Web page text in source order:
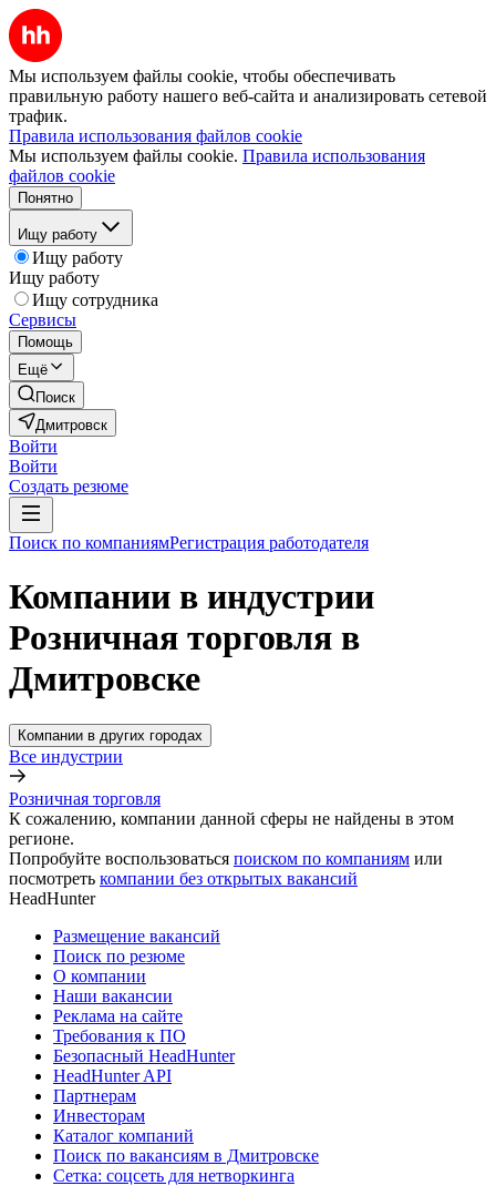
Мы используем файлы cookie, чтобы обеспечивать
правильную работу нашего веб-сайта и анализировать сетевой
трафик.
Правила использования файлов cookie
Мы используем файлы cookie. Правила использования
файлов cookie
Понятно
Ищу работу
Ищу работу
Ищу работу
Ищу сотрудника
Сервисы
Помощь
Ещё
Поиск
Дмитровск
Войти
Войти
Создать резюме
Поиск по компаниямРегистрация работодателя
Компании в индустрии
Розничная торговля в
Дмитровске
Компании в других городах
Все индустрии
Розничная торговля
К сожалению, компании данной сферы не найдены в этом
регионе.
Попробуйте воспользоваться поиском по компаниям или
посмотреть компании без открытых вакансий
HeadHunter
Размещение вакансий
Поиск по резюме
О компании
Наши вакансии
Реклама на сайте
Требования к ПО
Безопасный HeadHunter
HeadHunter API
Партнерам
Инвесторам
Каталог компаний
Поиск по вакансиям в Дмитровске
Сетка: соцсеть для нетворкинга